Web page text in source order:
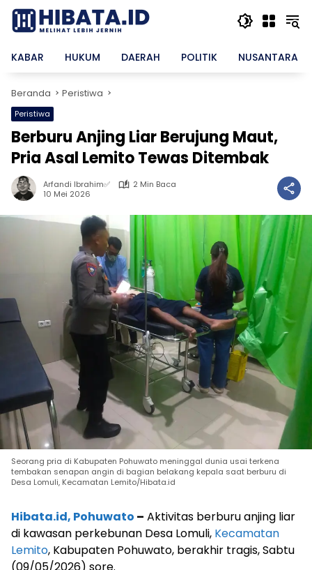
Langsung
konten
KABAR
HUKUM DAERAH POLITIK NUSANTARA
Beranda Peristiwa
Peristiwa
Berburu Anjing Liar Berujung Maut,
Pria Asal Lemito Tewas Ditembak
Arfandi Ibrahim✅
2 Min Baca
10 Mei 2026
Seorang pria di Kabupaten Pohuwato meninggal dunia usai terkena
tembakan senapan angin di bagian belakang kepala saat berburu di
Desa Lomuli, Kecamatan Lemito/Hibata.id
Hibata.id, Pohuwato – Aktivitas berburu anjing liar
di kawasan perkebunan Desa Lomuli, Kecamatan
Lemito, Kabupaten Pohuwato, berakhir tragis, Sabtu